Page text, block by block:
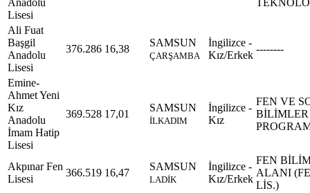
Lisesi
Ali Fuat
Başgil
Anadolu
Lisesi
376.286 16,38
SAMSUN
ÇARŞAMBA
İngilizce -
Kız/Erkek
--------
Emine-
Ahmet Yeni
Kız
Anadolu
İmam Hatip
Lisesi
369.528 17,01
SAMSUN
İLKADIM
İngilizce -
Kız
FEN VE
BİLİMLER
Akpınar Fen
Lisesi
366.519 16,47
SAMSUN
LADİK
İngilizce -
Kız/Erkek
FEN
ALANI
LİS.)